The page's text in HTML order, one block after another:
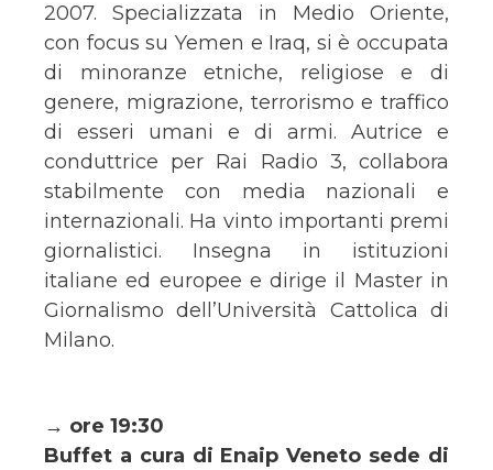
2007. Specializzata in Medio Oriente,
con focus su Yemen e Iraq, si è occupata
di minoranze etniche, religiose e di
genere, migrazione, terrorismo e traffico
di esseri umani e di armi. Autrice e
conduttrice per Rai Radio 3, collabora
stabilmente con media nazionali e
internazionali. Ha vinto importanti premi
giornalistici. Insegna in istituzioni
italiane ed europee e dirige il Master in
Giornalismo dell’Università Cattolica di
Milano.
→ ore 19:30
Buffet a cura di Enaip Veneto sede di